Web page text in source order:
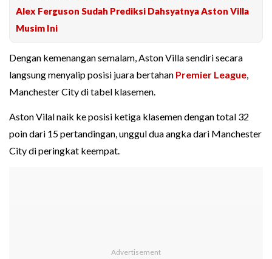
Alex Ferguson Sudah Prediksi Dahsyatnya Aston Villa
Musim Ini
Dengan kemenangan semalam, Aston Villa sendiri secara
langsung menyalip posisi juara bertahan Premier League
Manchester City di tabel klasemen.
Aston Vilal naik ke posisi ketiga klasemen dengan total 32
poin dari 15 pertandingan, unggul dua angka dari Manchester
City di peringkat keempat.